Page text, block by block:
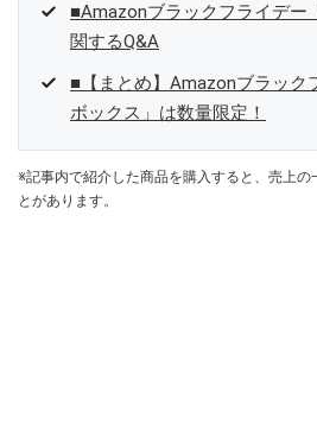
■Amazonブラックフライデー
関するQ&A
■【まとめ】Amazonブラック
ボックス」は数量限定！
※記事内で紹介した商品を購入すると、売上の
とがあります。